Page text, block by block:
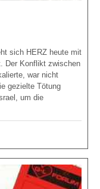
sich HERZ heute mit
Der Konflikt zwischen
war nicht
gezielte Tötung
um die